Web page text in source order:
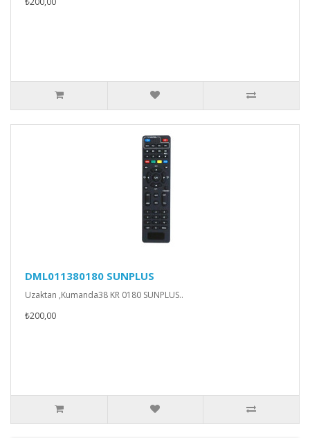
DML011380180 SUNPLUS
Uzaktan ,Kumanda38 KR 0180 SUNPLUS..
₺200,00